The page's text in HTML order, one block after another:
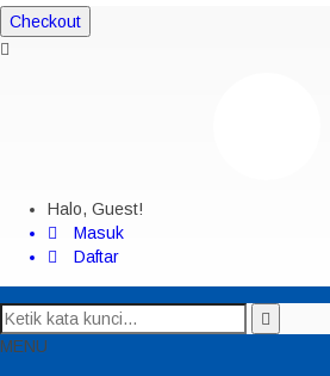
Checkout
Halo, Guest!
Masuk
Daftar
MENU